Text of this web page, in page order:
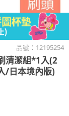
品號： 12195254
清潔組*1入(2
/日本境內版)